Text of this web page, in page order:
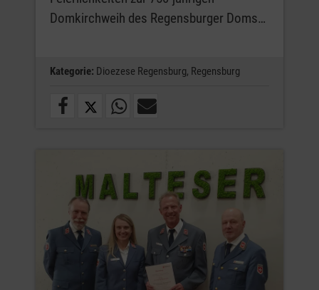
Domkirchweih des Regensburger Doms…
Kategorie: Dioezese Regensburg, Regensburg